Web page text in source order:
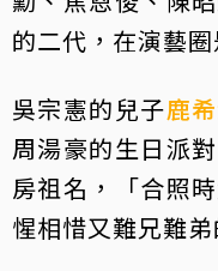
的二代，在演藝
吳宗憲的兒子鹿
周湯豪的生日派
房祖名，「合照
惺相惜又難兄難弟